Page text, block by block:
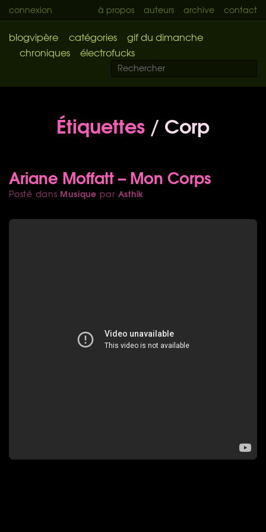
connexion à propos auteurs archive contact
blogvipère catégories
gif du dimanche
chroniques
électrofucks
Étiquettes / Corp
Ariane Moffatt – Mon Corps
Posté dans Musique par Asthik